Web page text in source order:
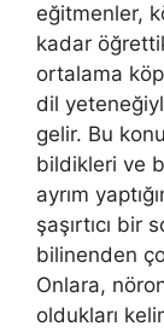
eğitmenler,
kadar
ortalama
dil
gelir. Bu
bildikleri ve
ayrım
şaşırtıcı bir
bilinenden
Onlara,
oldukları